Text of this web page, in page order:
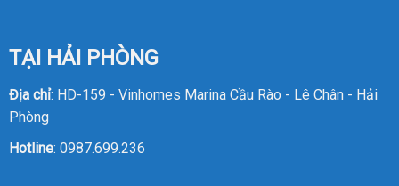
TẠI HẢI PHÒNG
Địa chỉ: HD-159 - Vinhomes Marina Cầu Rào - Lê Chân - Hải
Phòng
Hotline: 0987.699.236